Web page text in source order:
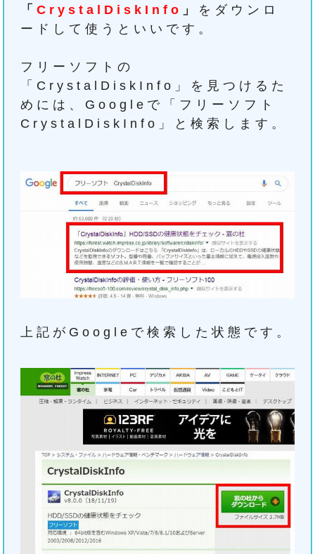
「CrystalDiskInfo 」 をダウンロ
ードして使うといいです。
フリーソフトの
「CrystalDiskInfo」を見つけるた
めには、Googleで「フリーソフト
CrystalDiskInfo」と検索します。
上記がGoogleで検索した状態です。